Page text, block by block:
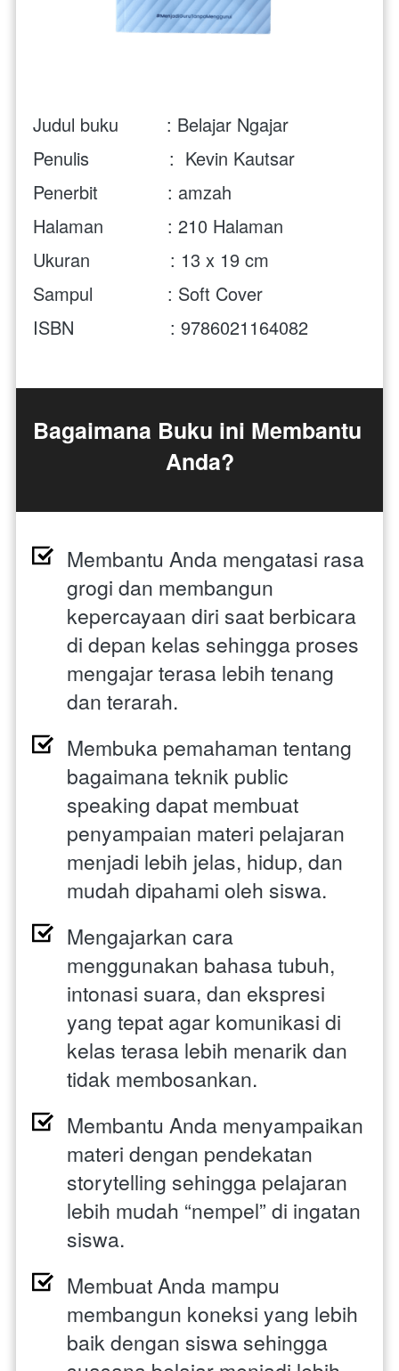
Judul buku         : Belajar Ngajar
Penulis               :  Kevin Kautsar
Penerbit             : amzah
Halaman            : 210 Halaman
Ukuran               : 13 x 19 cm
Sampul              : Soft Cover
ISBN                  : 9786021164082
Bagaimana Buku ini Membantu
Anda?
Membantu Anda mengatasi rasa
grogi dan membangun
kepercayaan diri saat berbicara
di depan kelas sehingga proses
mengajar terasa lebih tenang
dan terarah.
Membuka pemahaman tentang
bagaimana teknik public
speaking dapat membuat
penyampaian materi pelajaran
menjadi lebih jelas, hidup, dan
mudah dipahami oleh siswa.
Mengajarkan cara
menggunakan bahasa tubuh,
intonasi suara, dan ekspresi
yang tepat agar komunikasi di
kelas terasa lebih menarik dan
tidak membosankan.
Membantu Anda menyampaikan
materi dengan pendekatan
storytelling sehingga pelajaran
lebih mudah “nempel” di ingatan
siswa.
Membuat Anda mampu
membangun koneksi yang lebih
baik dengan siswa sehingga